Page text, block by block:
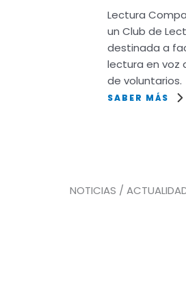
Lectura
un Club de
destinada a
lectura en voz
de voluntarios.
SABER MÁS
NOTICIAS /